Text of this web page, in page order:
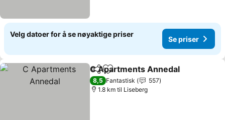
Velg datoer for å se nøyaktige priser
Se priser
Del Legg til i favoritter
C Apartments Annedal
8,5 Fantastisk
557
1.8 km til Liseberg